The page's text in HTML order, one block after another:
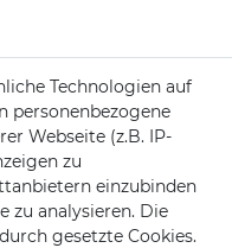
Technologien auf
personenbezogene
Webseite (z.B. IP-
zu
einzubinden
zu analysieren. Die
gesetzte Cookies.